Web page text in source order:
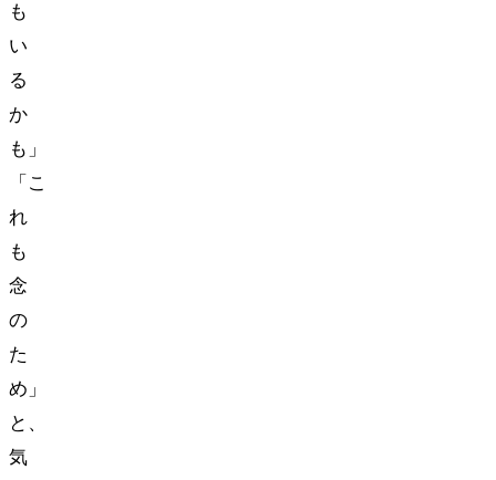
も
い
る
か
も」
「こ
れ
も
念
の
た
め」
と、
気